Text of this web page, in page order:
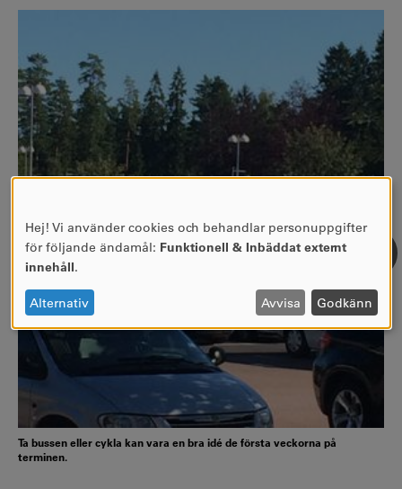
Ta bussen eller cykla kan vara en bra idé de första veckorna på
terminen.
Användning
av
och
cookies
Hej! Vi använder cookies och behandlar personuppgifter
för följande ändamål: Funktionell & Inbäddat externt
innehåll.
Alternativ Avvisa Godkänn